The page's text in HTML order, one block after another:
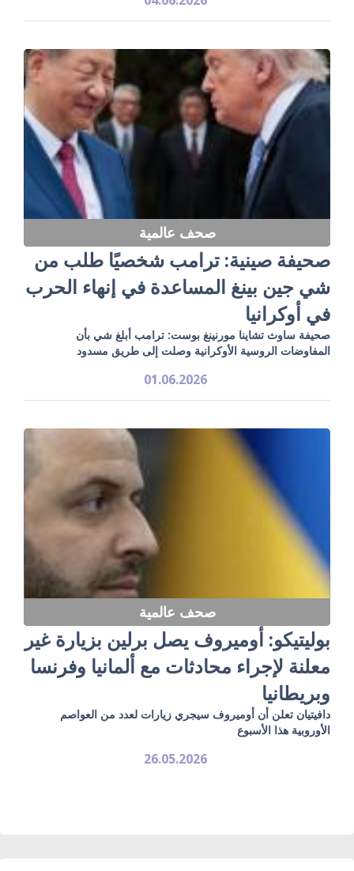
صحف عالمية
صحيفة صينية: ترامب شخصيًا طلب من
شي جين بينغ المساعدة في إنهاء الحرب
في أوكرانيا
صحيفة ساوث تشاينا مورنينغ بوست: ترامب أبلغ شي بأن
المفاوضات الروسية الأوكرانية وصلت إلى طريق مسدود
01.06.2026
صحف عالمية
بوليتيكو: أوميروف يصل برلين بزيارة غير
معلنة لإجراء محادثات مع ألمانيا وفرنسا
وبريطانيا
دافيتيان تعلن أن أوميروف سيجري زيارات لعدد من العواصم
الأوروبية هذا الأسبوع
26.05.2026